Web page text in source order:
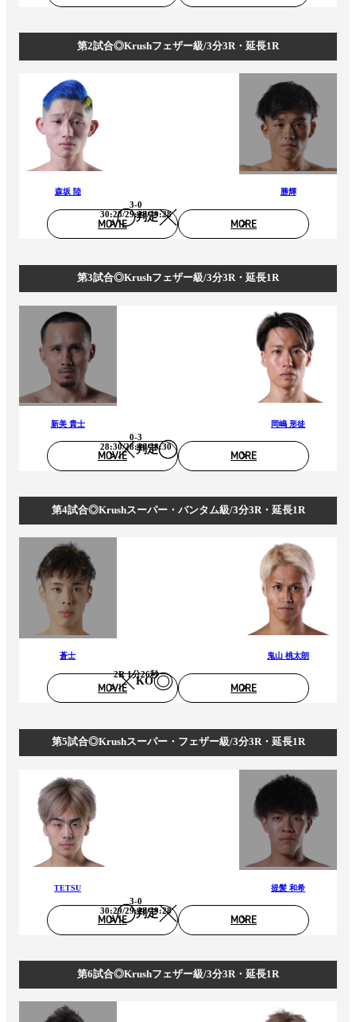
第2試合◎Krushフェザー級/3分3R・延長1R
森坂 陸
判定
3-0
30:28/29:28/29:28
勝輝
MOVIE MORE
第3試合◎Krushフェザー級/3分3R・延長1R
新美 貴士
判定
0-3
28:30/28:30/28:30
岡嶋 形徒
MOVIE MORE
第4試合◎Krushスーパー・バンタム級/3分3R・延長1R
蒼士
KO
2R 1分26秒
鬼山 桃太朗
MOVIE MORE
第5試合◎Krushスーパー・フェザー級/3分3R・延長1R
TETSU
判定
3-0
30:29/29:28/29:28
提髪 和希
MOVIE MORE
第6試合◎Krushフェザー級/3分3R・延長1R